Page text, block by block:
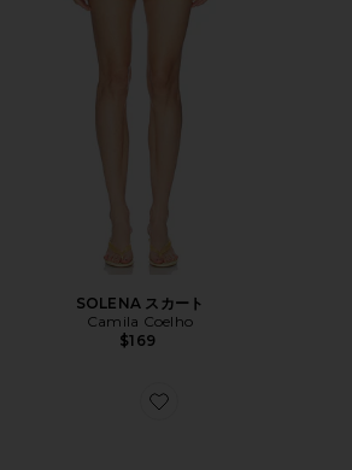
SOLENA スカート
Camila Coelho
$169
Favorite JORDAN サングラス